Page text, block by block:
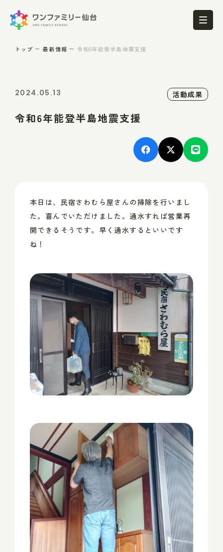
トップ 最新情報 令和6年能登半島地震支援
2024.05.13 活動成果
令和6年能登半島地震支援
本日は、民宿さわむら屋さんの掃除を行いまし
た。喜んでいただけました。通水すれば営業再
開できるそうです。早く通水するといいです
ね！